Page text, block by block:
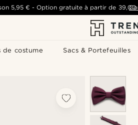
de costume Sacs & Portefeuilles
5,95 € -Option gratuite à partir de 39,00